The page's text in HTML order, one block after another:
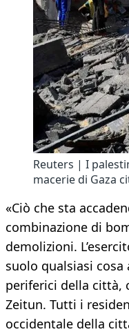
Reuters | I
macerie di Gaza
«Ciò che sta
combinazione di
demolizioni.
suolo qualsiasi
periferici della città,
Zeitun. Tutti i
occidentale della